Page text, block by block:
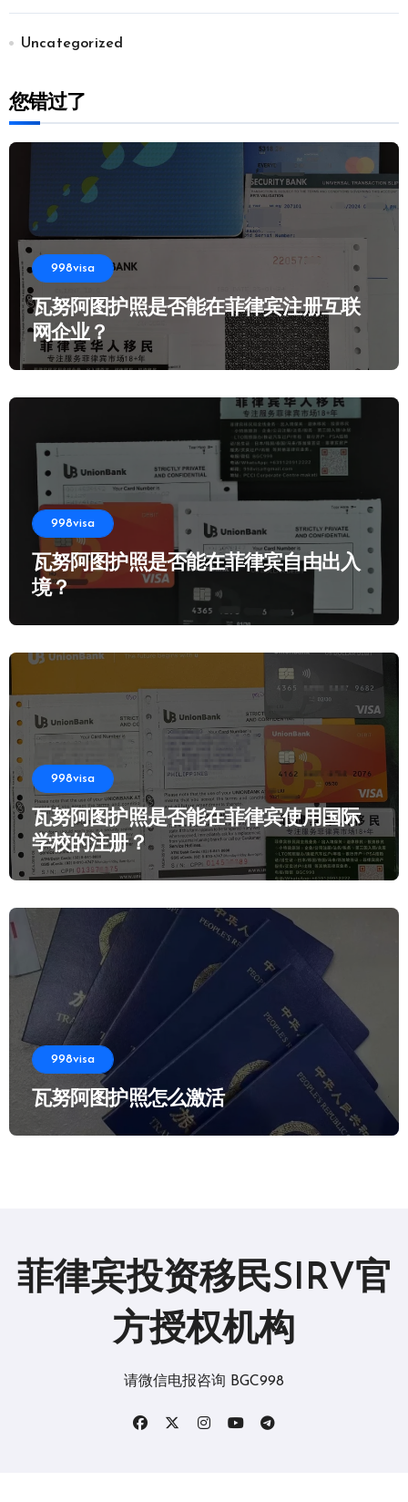
Uncategorized
您错过了
998visa
瓦努阿图护照是否能在菲律宾注册互联
网企业？
998visa
瓦努阿图护照是否能在菲律宾自由出入
境？
998visa
瓦努阿图护照是否能在菲律宾使用国际
学校的注册？
998visa
瓦努阿图护照怎么激活
菲律宾投资移民SIRV官
方授权机构
请微信电报咨询 BGC998